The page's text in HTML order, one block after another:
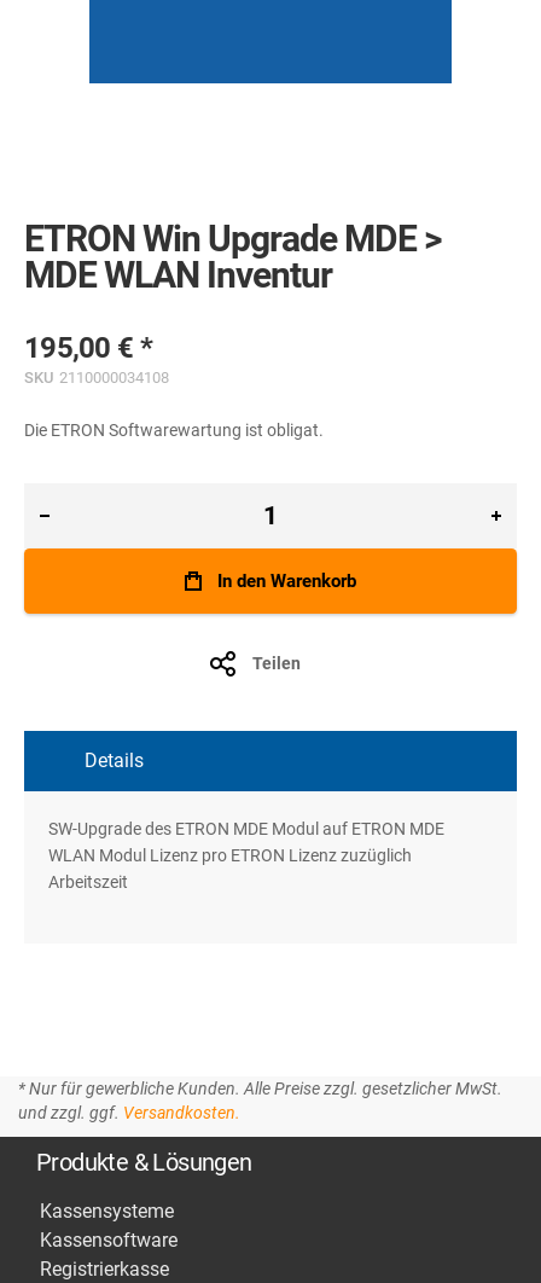
beginning
of
the
ETRON Win Upgrade MDE >
MDE WLAN Inventur
195,00 €
SKU 2110000034108
Die ETRON Softwarewartung ist obligat.
In den Warenkorb
Teilen
Details
SW-Upgrade des ETRON MDE Modul auf ETRON MDE
WLAN Modul Lizenz pro ETRON Lizenz zuzüglich
Arbeitszeit
* Nur für gewerbliche Kunden. Alle Preise zzgl. gesetzlicher MwSt.
und zzgl. ggf. Versandkosten.
Produkte & Lösungen
Kassensysteme
Kassensoftware
Registrierkasse